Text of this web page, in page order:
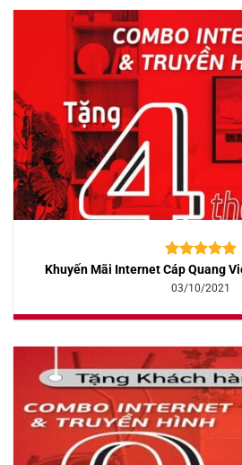
5.00trên 5
dựa trên
10
Khuyến Mãi Internet Cáp Quang
03/10/2021